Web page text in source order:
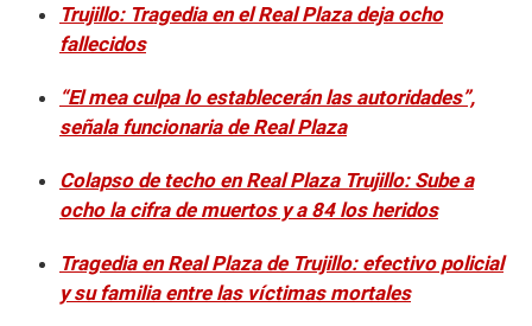
Trujillo: Tragedia en el Real Plaza deja ocho
fallecidos
“El mea culpa lo establecerán las autoridades”,
señala funcionaria de Real Plaza
Colapso de techo en Real Plaza Trujillo: Sube a
ocho la cifra de muertos y a 84 los heridos
Tragedia en Real Plaza de Trujillo: efectivo policial
y su familia entre las víctimas mortales